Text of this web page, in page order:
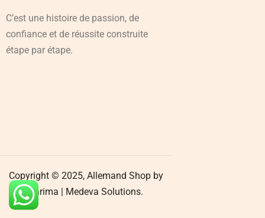
C’est une histoire de passion, de
confiance et de réussite construite
étape par étape.
Copyright © 2025, Allemand Shop by
Karima | Medeva Solutions.